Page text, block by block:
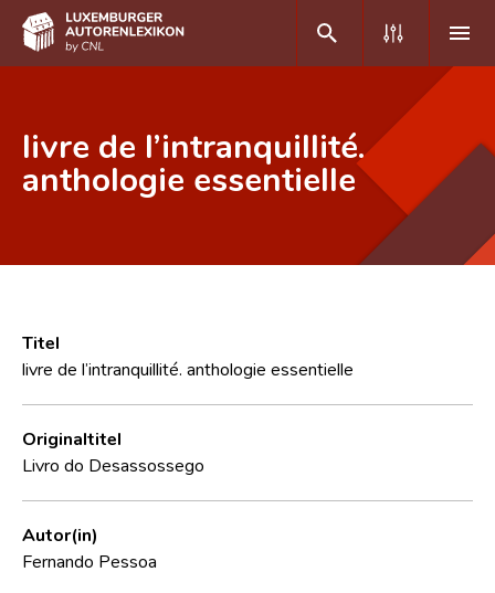
DE
Häufige Fragen und Antworten
CNL
Forschungsgruppe
Kontakt
livre de l’intranquillité.
anthologie essentielle
Titel
livre de l’intranquillité. anthologie essentielle
Originaltitel
Livro do Desassossego
Autor(in)
Fernando Pessoa